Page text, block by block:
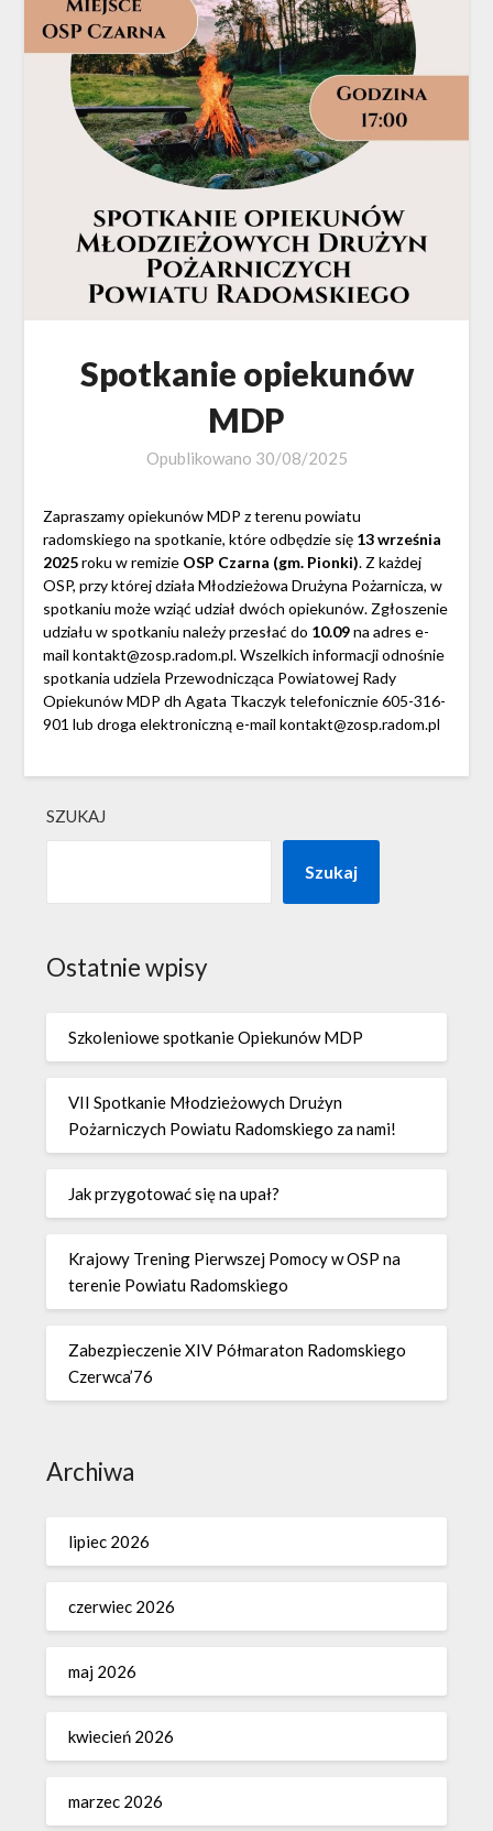
Spotkanie opiekunów
MDP
Opublikowano 30/08/2025
Zapraszamy opiekunów MDP z terenu powiatu
radomskiego na spotkanie, które odbędzie się 13 września
2025roku w remizieOSP Czarna (gm. Pionki). Z każdej
OSP, przy której działa Młodzieżowa Drużyna Pożarnicza, w
spotkaniu może wziąć udział dwóch opiekunów. Zgłoszenie
udziału w spotkaniu należy przesłać do 10.09na adres e-
mail kontakt@zosp.radom.pl. Wszelkich informacji odnośnie
spotkania udziela Przewodnicząca Powiatowej Rady
Opiekunów MDP dh Agata Tkaczyk telefonicznie 605-316-
901 lub droga elektroniczną e-mail kontakt@zosp.radom.pl
SZUKAJ
Szukaj
Ostatnie wpisy
Szkoleniowe spotkanie Opiekunów MDP
VII Spotkanie Młodzieżowych Drużyn
Pożarniczych Powiatu Radomskiego za nami!
Jak przygotować się na upał?
Krajowy Trening Pierwszej Pomocy w OSP na
terenie Powiatu Radomskiego
Zabezpieczenie XIV Półmaraton Radomskiego
Czerwca’76
Archiwa
lipiec 2026
czerwiec 2026
maj 2026
kwiecień 2026
marzec 2026